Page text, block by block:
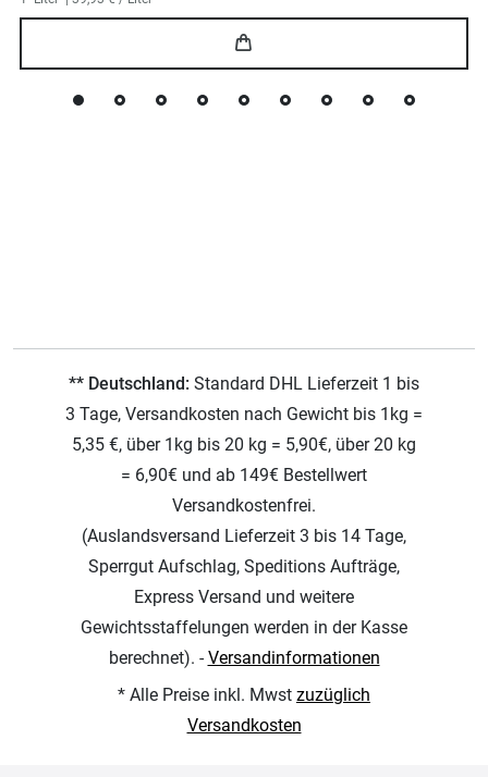
** Deutschland: Standard DHL Lieferzeit 1 bis
3 Tage, Versandkosten nach Gewicht bis 1kg =
5,35 €, über 1kg bis 20 kg = 5,90€, über 20 kg
= 6,90€ und ab 149€ Bestellwert
Versandkostenfrei.
(Auslandsversand Lieferzeit 3 bis 14 Tage,
Sperrgut Aufschlag, Speditions Aufträge,
Express Versand und weitere
Gewichtsstaffelungen werden in der Kasse
berechnet). -Versandinformationen
* Alle Preise inkl. Mwst zuzüglich
Versandkosten